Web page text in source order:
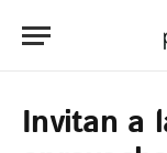
Invitan a